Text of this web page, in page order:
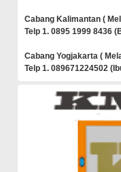
Cabang Kalimantan (
Telp 1. 0895 1999 8436
Cabang Yogjakarta (
Telp 1. 089671224502